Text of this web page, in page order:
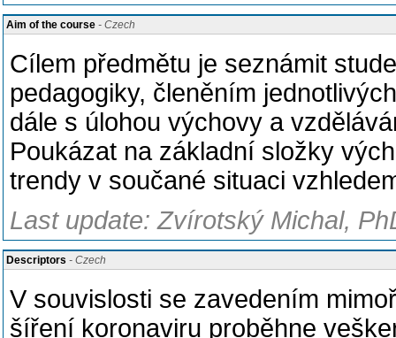
Aim of the course - Czech
Cílem předmětu je seznámit
pedagogiky, členěním
dále s úlohou výchovy a
Poukázat na základní složky
trendy v součané situaci
Last update: Zvírotský Michal,
Descriptors - Czech
V souvislosti se zavedením
šíření koronaviru proběhne